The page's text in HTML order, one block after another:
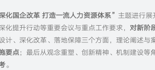
化国企改革 打造一流人力资源体系” 主题进行展
化提升行动等重要会议与重点工作要求， 对新阶
计、深化改革、落地保障三个方面，理论阐述与
要点；最后从观念重塑、创新精神、机制建设等
。